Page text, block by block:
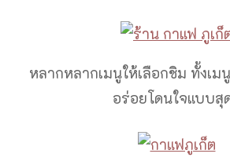
หลากหลากเมนูให้เลือกชิม ทั้งเม
อร่อยโดนใจแบบสุ